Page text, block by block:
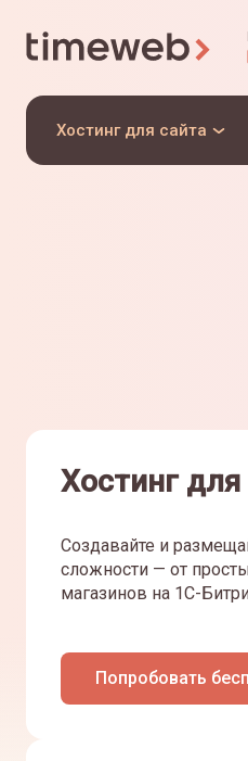
Хостинг для сайта
Хостинг для
Создавайте и
сложности — от
магазинов на 1С-
Попробовать